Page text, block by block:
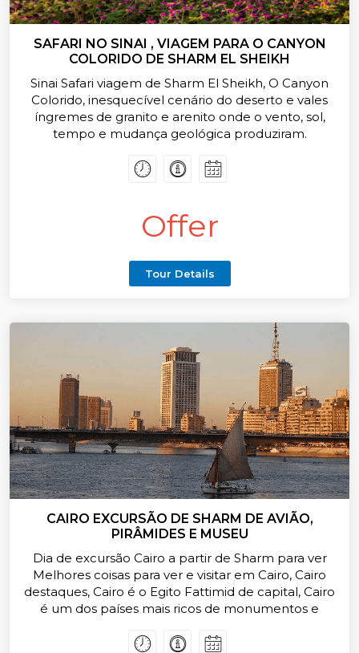
SAFARI NO SINAI , VIAGEM PARA O CANYON
COLORIDO DE SHARM EL SHEIKH
Sinai Safari viagem de Sharm El Sheikh, O Canyon
Colorido, inesquecível cenário do deserto e vales
íngremes de granito e arenito onde o vento, sol,
tempo e mudança geológica produziram.
para todos os passeios e excursões de Sharm El
Offer
Tour Details
CAIRO EXCURSÃO DE SHARM DE AVIÃO,
PIRÂMIDES E MUSEU
Dia de excursão Cairo a partir de Sharm para ver
Melhores coisas para ver e visitar em Cairo, Cairo
destaques, Cairo é o Egito Fattimid de capital, Cairo
é um dos países mais ricos de monumentos e
no Cairo você vai precisar de mais do que uma